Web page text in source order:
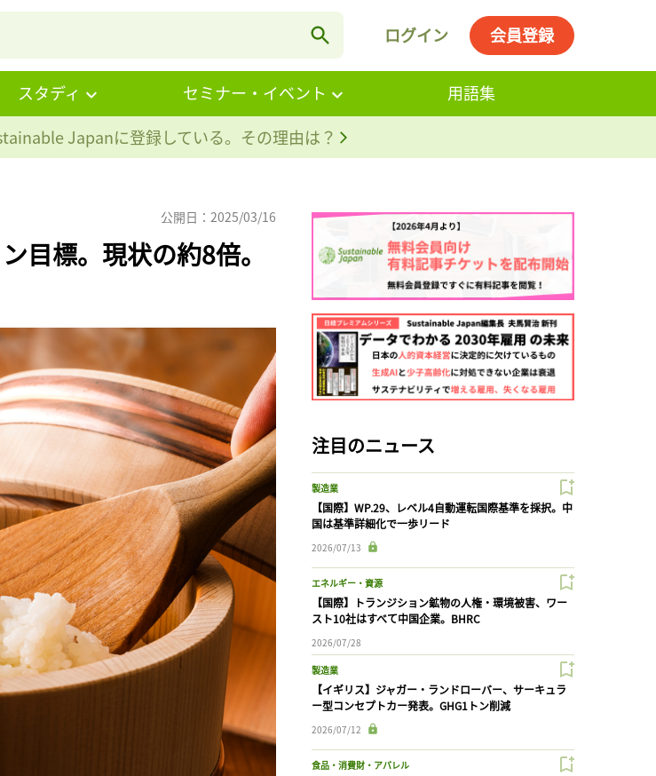
ログイン 会員登録
スタディ セミナー・イベント
用語集
Japanに登録している。その理由は？
公開日：2025/03/16
目標。現状の約8倍。
注目のニュース
製造業
【国際】WP.29、レベル4自動運転国際基準を採択。中
国は基準詳細化で一歩リード
2026/07/13
エネルギー・資源
【国際】トランジション鉱物の人権・環境被害、ワー
スト10社はすべて中国企業。BHRC
2026/07/28
製造業
【イギリス】ジャガー・ランドローバー、サーキュラ
ー型コンセプトカー発表。GHG1トン削減
2026/07/12
食品・消費財・アパレル